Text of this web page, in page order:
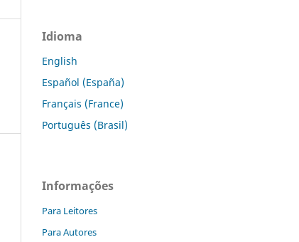
Idioma
English
Español (España)
Français (France)
Português (Brasil)
Informações
Para Leitores
Para Autores